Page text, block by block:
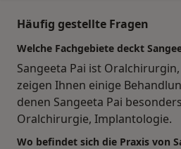
Häufig gestellte Fragen
Welche Fachgebiete deckt
Sangeeta Pai ist
zeigen Ihnen einige
denen Sangeeta Pai
Oralchirurgie, Implantologie.
Wo befindet sich die Praxis von